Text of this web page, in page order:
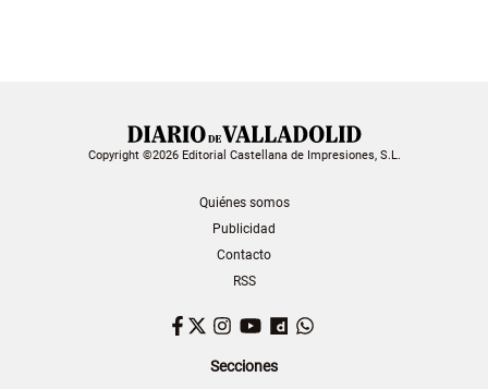
Copyright ©2026 Editorial Castellana de Impresiones, S.L.
Quiénes somos
Publicidad
Contacto
RSS
Facebook
TwitterInstagram
YouTubeDailymotion
Secciones